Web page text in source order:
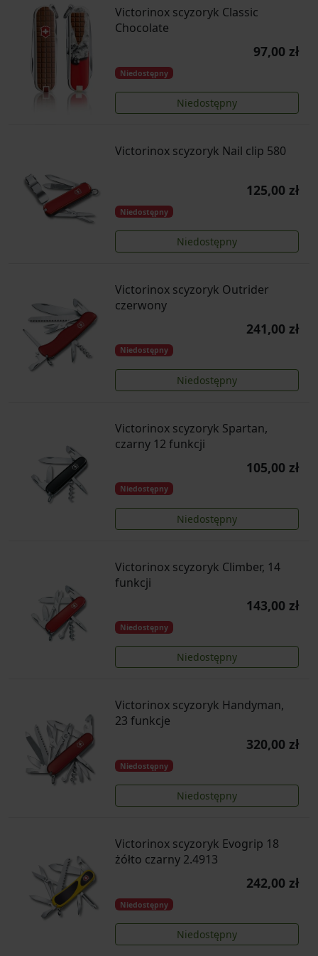
Victorinox scyzoryk Classic
Chocolate
97,00 zł
Niedostępny
Niedostępny
Victorinox scyzoryk Nail clip 580
125,00 zł
Niedostępny
Niedostępny
Victorinox scyzoryk Outrider
czerwony
241,00 zł
Niedostępny
Niedostępny
Victorinox scyzoryk Spartan,
czarny 12 funkcji
105,00 zł
Niedostępny
Niedostępny
Victorinox scyzoryk Climber, 14
funkcji
143,00 zł
Niedostępny
Niedostępny
Victorinox scyzoryk Handyman,
23 funkcje
320,00 zł
Niedostępny
Niedostępny
Victorinox scyzoryk Evogrip 18
żółto czarny 2.4913
242,00 zł
Niedostępny
Niedostępny